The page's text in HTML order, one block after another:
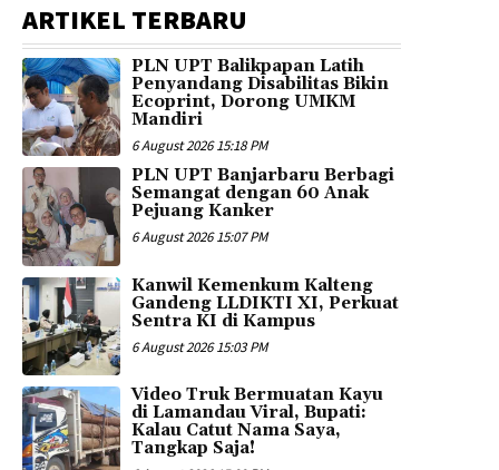
ARTIKEL TERBARU
PLN UPT Balikpapan Latih
Penyandang Disabilitas Bikin
Ecoprint, Dorong UMKM
Mandiri
6 August 2026 15:18 PM
PLN UPT Banjarbaru Berbagi
Semangat dengan 60 Anak
Pejuang Kanker
6 August 2026 15:07 PM
Kanwil Kemenkum Kalteng
Gandeng LLDIKTI XI, Perkuat
Sentra KI di Kampus
6 August 2026 15:03 PM
Video Truk Bermuatan Kayu
di Lamandau Viral, Bupati:
Kalau Catut Nama Saya,
Tangkap Saja!